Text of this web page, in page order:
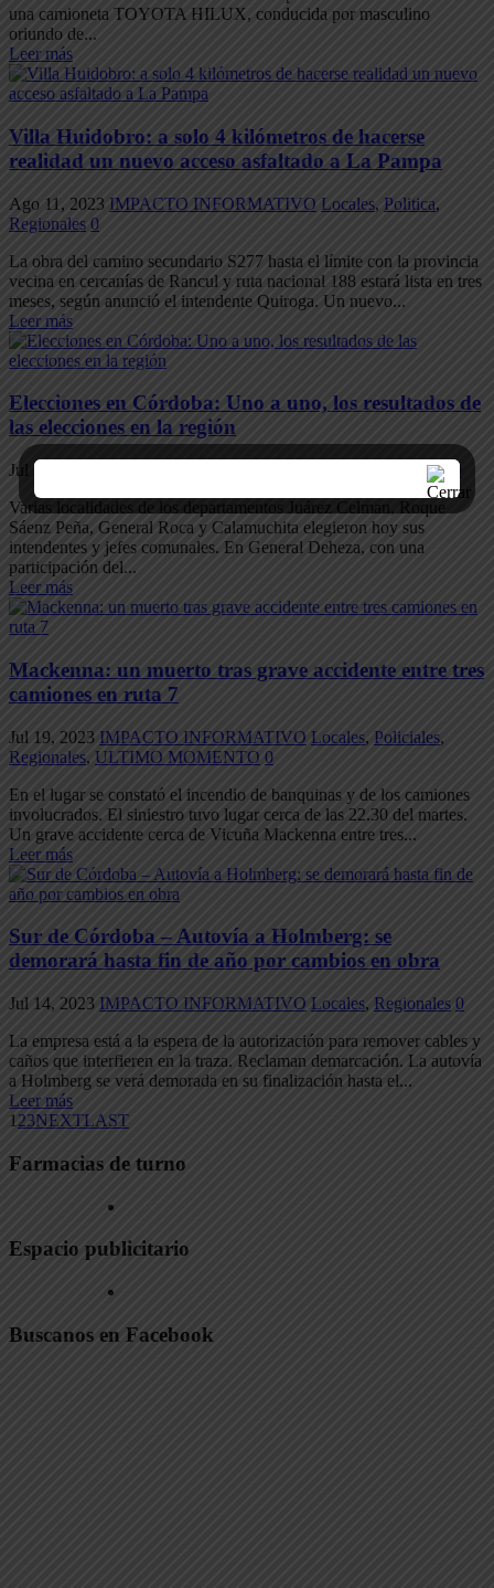
una camioneta TOYOTA HILUX, conducida por masculino
oriundo de...
Leer más
Villa Huidobro: a solo 4 kilómetros de hacerse
realidad un nuevo acceso asfaltado a La Pampa
Ago 11, 2023 IMPACTO INFORMATIVO Locales, Politica,
Regionales 0
La obra del camino secundario S277 hasta el límite con la provincia
vecina en cercanías de Rancul y ruta nacional 188 estará lista en tres
meses, según anunció el intendente Quiroga. Un nuevo...
Leer más
Elecciones en Córdoba: Uno a uno, los resultados de
las elecciones en la región
Jul 24, 2023 Regionales
0
Varias localidades de los departamentos Juárez Celman, Roque
Sáenz Peña, General Roca y Calamuchita elegieron hoy sus
intendentes y jefes comunales. En General Deheza, con una
participación del...
Leer más
Mackenna: un muerto tras grave accidente entre tres
camiones en ruta 7
Jul 19, 2023 IMPACTO INFORMATIVO Locales, Policiales,
Regionales, ULTIMO MOMENTO 0
En el lugar se constató el incendio de banquinas y de los camiones
involucrados. El siniestro tuvo lugar cerca de las 22.30 del martes.
Un grave accidente cerca de Vicuña Mackenna entre tres...
Leer más
Sur de Córdoba – Autovía a Holmberg: se
demorará hasta fin de año por cambios en obra
Jul 14, 2023 IMPACTO INFORMATIVO Locales, Regionales 0
La empresa está a la espera de la autorización para remover cables y
caños que interfieren en la traza. Reclaman demarcación. La autovía
a Holmberg se verá demorada en su finalización hasta el...
Leer más
1 23NEXTLAST
Farmacias de turno
Espacio publicitario
Buscanos en Facebook